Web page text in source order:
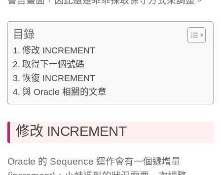
目錄
修改 INCREMENT
取得下一個號碼
恢復 INCREMENT
與 Oracle 相關的文章
修改 INCREMENT
Oracle 的 Sequence 運作會有一個遞增量